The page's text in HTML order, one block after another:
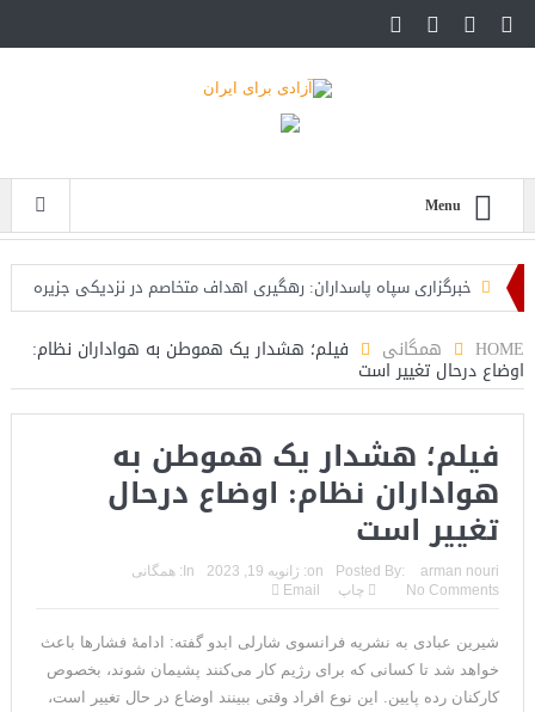
Menu
خبرگزاری سپاه پاسداران: رهگیری اهداف متخاصم در نزدیکی جزیره
تحلیلگر حکومتی: تفاهم هرمز پایان بحران نیست؛ خطر جنگ همچنان
پابرجاست
ایران؛ واکنش ترامپ و معاونش به اقدام تفرقه‌افکنان/سفر ژنرال
منیر به عربستان
مقاله: اپوزیسیون بی‌راه‌حل؛ وقتی دشمنی با پهلوی جای نجات
ایران را می‌گیرد
۱۰ تریلیون دلار؛ چگونه جرایم سایبری به سومین اقتصاد بزرگ جهان
تبدیل شد؟
HOME همگانی فیلم؛ هشدار یک هموطن به هواداران نظام:
اوضاع درحال تغییر است
فیلم؛ هشدار یک هموطن به
هواداران نظام: اوضاع درحال
تغییر است
Posted By: arman nouri
on: ژانویه 19, 2023 In:
همگانی
No Comments
چاپ Email
شیرین عبادی به نشریه فرانسوی شارلی ابدو گفته: ادامۀ فشارها باعث
خواهد شد تا کسانی که برای رژیم کار می‌کنند پشیمان شوند، بخصوص
کارکنان رده پایین. این نوع افراد وقتی ببینند اوضاع در حال تغییر است،